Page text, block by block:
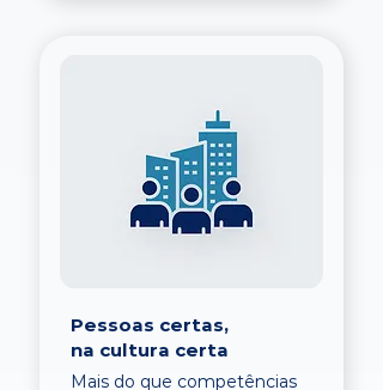
Pessoas certas,
na cultura certa
Mais do que competências